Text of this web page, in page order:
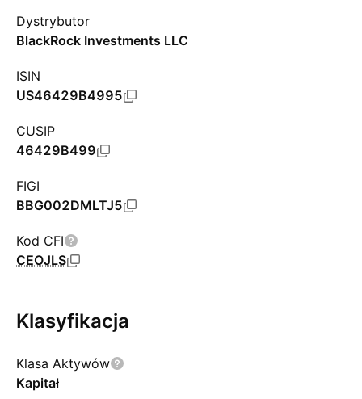
Dystrybutor
BlackRock Investments LLC
ISIN
US46429B4995
CUSIP
46429B499
FIGI
BBG002DMLTJ5
Kod CFI
CEOJLS
Klasyfikacja
Klasa Aktywów
Kapitał